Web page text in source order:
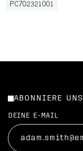
PC702321001
ABONNIERE
DEINE E-MAIL